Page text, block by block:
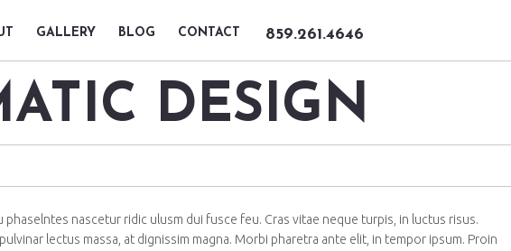
GALLERY BLOG CONTACT 859.261.4646
DESIGN
nascetur ridic ulusm dui fusce feu. Cras vitae neque turpis, in luctus risus.
lectus massa, at dignissim magna. Morbi pharetra ante elit, in tempor ipsum. Proin